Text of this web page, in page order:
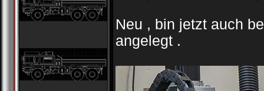
Neu , bin jetzt auch
angelegt .